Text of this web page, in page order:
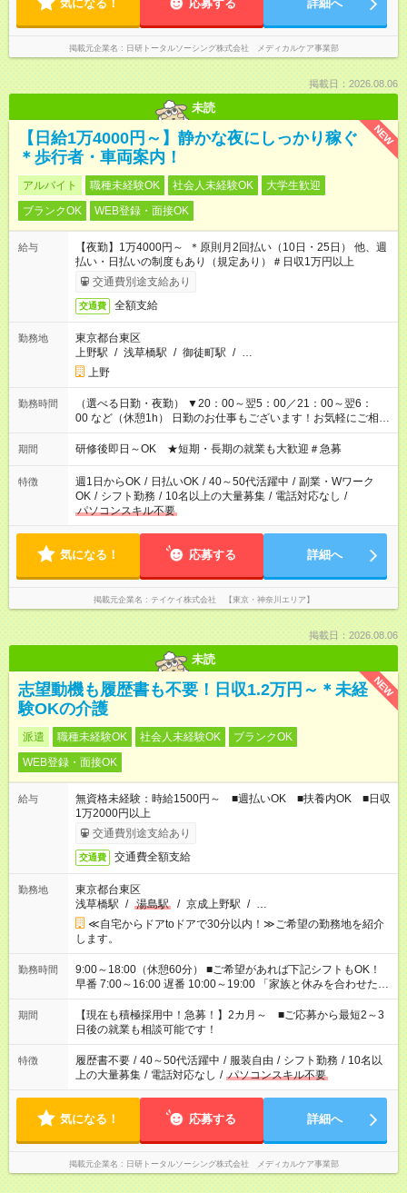
気になる！ 応募する 詳細へ
掲載元企業名 日研トータルソーシング株式会社 メディカルケア事業部
掲載日：2026.08.06
未読
NEW
【日給1万4000円～】静かな夜にしっかり稼ぐ
＊歩行者・車両案内！
アルバイト 職種未経験OK 社会人未経験OK
大学生歓迎
ブランクOK
WEB登録・面接OK
給与
【夜勤】1万4000円～ ＊原則月2回払い（10日・25日） 他、週
払い・日払いの制度もあり（規定あり）＃日収1万円以上
交通費別途支給あり
交通費 全額支給
勤務地
東京都台東区
上野駅 / 浅草橋駅 / 御徒町駅 / …
上野
勤務時間
（選べる日勤・夜勤） ▼20：00～翌5：00／21：00～翌6：
00 など（休憩1h） 日勤のお仕事もございます！お気軽にご相談
ください！
期間 研修後即日～OK ★短期・長期の就業も大歓迎＃急募
特徴 週1日からOK / 日払いOK / 40～50代活躍中 / 副業・Wワーク
OK / シフト勤務 / 10名以上の大量募集 / 電話対応なし /
パソコンスキル不要
気になる！ 応募する 詳細へ
掲載元企業名 テイケイ株式会社 【東京・神奈川エリア】
掲載日：2026.08.06
未読
NEW
志望動機も履歴書も不要！日収1.2万円～＊未経
験OKの介護
派遣 職種未経験OK 社会人未経験OK
ブランクOK
WEB登録・面接OK
給与
無資格未経験：時給1500円～ ■週払いOK ■扶養内OK ■日収
1万2000円以上
交通費別途支給あり
交通費 交通費全額支給
勤務地
東京都台東区
浅草橋駅 / 湯島駅 / 京成上野駅 / …
≪自宅からドアtoドアで30分以内！≫ご希望の勤務地を紹介
します。
勤務時間
9:00～18:00（休憩60分） ■ご希望があれば下記シフトもOK！
早番 7:00～16:00 遅番 10:00～19:00 「家族と休みを合わせた
い」 「余裕を持って夕飯の準備がしたい」 「できれば残業はし
たくない」 など、ご希望を教えてくださいね。 ※Wワーク希望
の方へ 今ご覧のお仕事で希望する勤務時間と、もう1つのお仕事
の勤務時間。 合計で週40時間を超える場合は応募できません。
期間
【現在も積極採用中！急募！】2カ月～ ■ご応募から最短2～3
日後の就業も相談可能です！
特徴 履歴書不要 / 40～50代活躍中 / 服装自由 / シフト勤務 / 10名以
上の大量募集 / 電話対応なし / パソコンスキル不要
気になる！ 応募する 詳細へ
掲載元企業名 日研トータルソーシング株式会社 メディカルケア事業部